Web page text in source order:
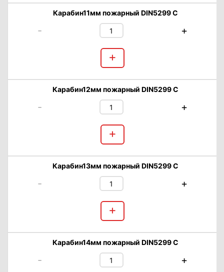
Карабин11мм пожарный DIN5299 C
- +
+
Карабин12мм пожарный DIN5299 C
- +
+
Карабин13мм пожарный DIN5299 C
- +
+
Карабин14мм пожарный DIN5299 C
- +